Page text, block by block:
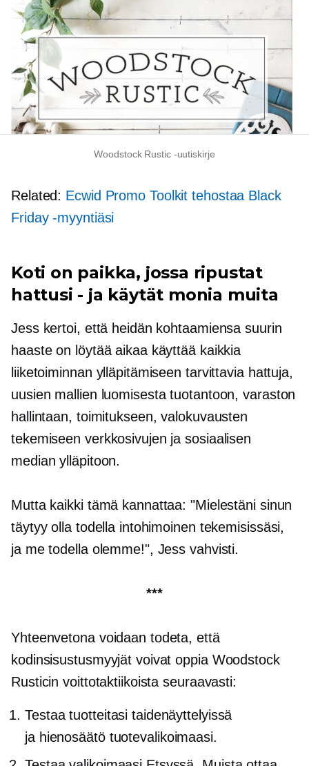
Woodstock Rustic -uutiskirje
Related: Ecwid Promo Toolkit tehostaa Black
Friday -myyntiäsi
Koti on paikka, jossa ripustat
hattusi - ja käytät monia muita
Jess kertoi, että heidän kohtaamiensa suurin
haaste on löytää aikaa käyttää kaikkia
liiketoiminnan ylläpitämiseen tarvittavia hattuja,
uusien mallien luomisesta tuotantoon, varaston
hallintaan, toimitukseen, valokuvausten
tekemiseen verkkosivujen ja sosiaalisen
median ylläpitoon.
Mutta kaikki tämä kannattaa: "Mielestäni sinun
täytyy olla todella intohimoinen tekemisissäsi,
ja me todella olemme!", Jess vahvisti.
***
Yhteenvetona voidaan todeta, että
kodinsisustusmyyjät voivat oppia Woodstock
Rusticin voittotaktiikoista seuraavasti:
Testaa tuotteitasi taidenäyttelyissä
ja hienosäätötuotevalikoimaasi.